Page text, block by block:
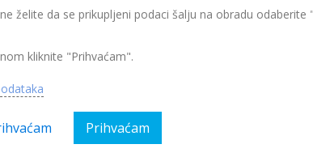
za bezbrižna vruća putovanja.
AK Rijeka, Magazin
želite da se prikupljeni podaci šalju na obradu odaberite
kliknite "Prihvaćam".
Prihvaćam